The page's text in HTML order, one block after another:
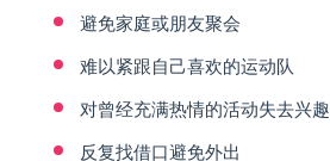
避免家庭或朋友聚会
难以紧跟自己喜欢的运动队
对曾经充满热情的活动失去兴趣
反复找借口避免外出